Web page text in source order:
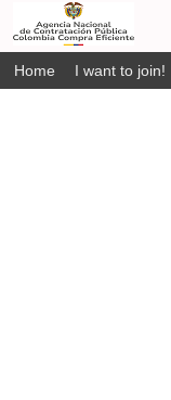
Home I want to join!